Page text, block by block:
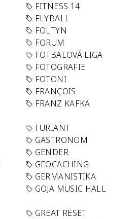
FITNESS 14
FLYBALL
FOLTYN
FORUM
FOTBALOVÁ LIGA
FOTOGRAFIE
FOTONI
FRANÇOIS
FRANZ KAFKA
FURIANT
GASTRONOM
GENDER
GEOCACHING
GERMANISTIKA
GOJA MUSIC HALL
GREAT RESET